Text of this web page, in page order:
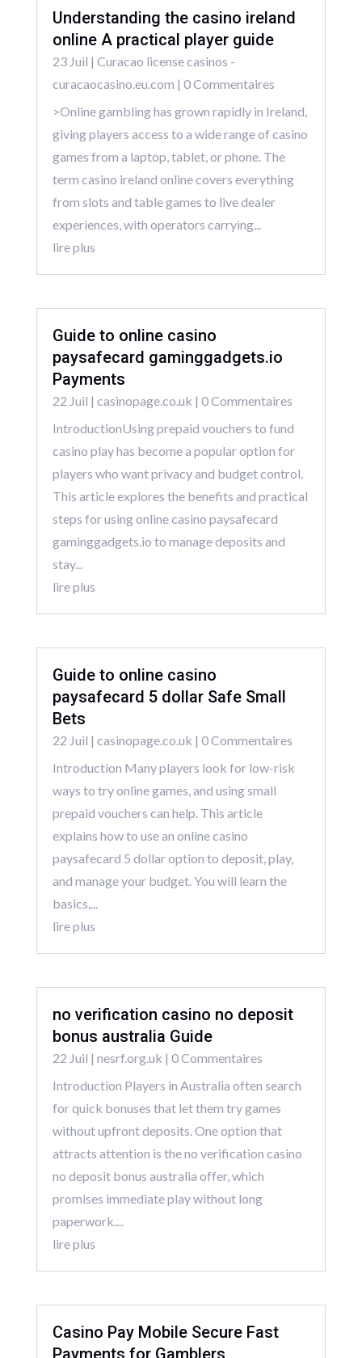
Understanding the casino ireland
online A practical player guide
23 Juil | Curacao license casinos -
curacaocasino.eu.com | 0 Commentaires
>Online gambling has grown rapidly in Ireland,
giving players access to a wide range of casino
games from a laptop, tablet, or phone. The
term casino ireland online covers everything
from slots and table games to live dealer
experiences, with operators carrying...
lire plus
Guide to online casino
paysafecard gaminggadgets.io
Payments
22 Juil | casinopage.co.uk | 0 Commentaires
IntroductionUsing prepaid vouchers to fund
casino play has become a popular option for
players who want privacy and budget control.
This article explores the benefits and practical
steps for using online casino paysafecard
gaminggadgets.io to manage deposits and
stay...
lire plus
Guide to online casino
paysafecard 5 dollar Safe Small
Bets
22 Juil | casinopage.co.uk | 0 Commentaires
Introduction Many players look for low-risk
ways to try online games, and using small
prepaid vouchers can help. This article
explains how to use an online casino
paysafecard 5 dollar option to deposit, play,
and manage your budget. You will learn the
basics,...
lire plus
no verification casino no deposit
bonus australia Guide
22 Juil | nesrf.org.uk | 0 Commentaires
Introduction Players in Australia often search
for quick bonuses that let them try games
without upfront deposits. One option that
attracts attention is the no verification casino
no deposit bonus australia offer, which
promises immediate play without long
paperwork....
lire plus
Casino Pay Mobile Secure Fast